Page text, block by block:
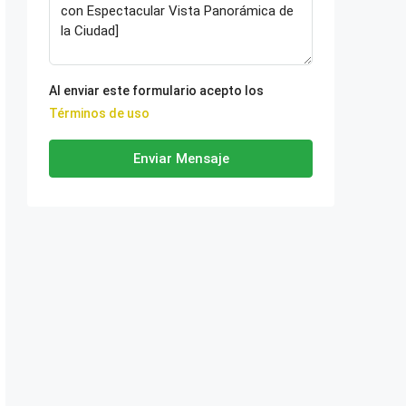
Al enviar este formulario acepto los
Términos de uso
Enviar Mensaje